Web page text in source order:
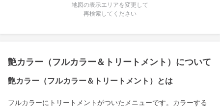
地図の表示エリアを変更して
再検索してください
艶カラー（フルカラー＆トリートメント）について
艶カラー（フルカラー＆トリートメント）とは
フルカラーにトリートメントがついたメニューです。カラーする